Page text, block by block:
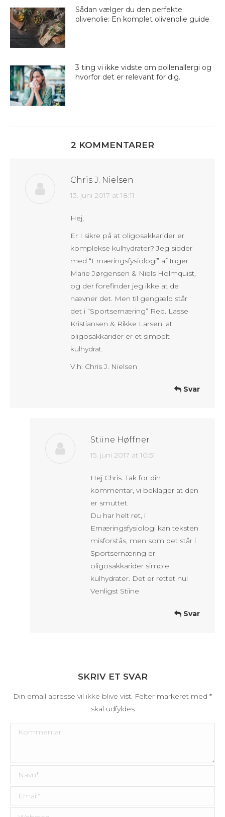
Sådan vælger du den perfekte
olivenolie: En komplet olivenolie guide
3 ting vi ikke vidste om pollenallergi og
hvorfor det er relevant for dig.
2 KOMMENTARER
Chris J. Nielsen
says:
13. juni 2017 at 18:11
Hej,
Er I sikre på at oligosakkarider er
komplekse kulhydrater? Jeg sidder
med “Ernæringsfysiologi” af Inger
Marie Jørgensen & Niels Holmquist,
og der forefinder jeg ikke at de
nævner det. Men til gengæld står
det i “Sportsernæring” Red. Lasse
Kristiansen & Rikke Larsen, at
oligosakkarider er et simpelt
kulhydrat.
V.h. Chris J. Nielsen
Svar
Stiine Høffner
says:
15. juni 2017 at 10:51
Hej Chris. Tak for din
kommentar, vi beklager at den
er smuttet.
Du har helt ret, i
Ernæringsfysiologi kan teksten
misforstås, men som det står i
Sportsernæring er
oligosakkarider simple
kulhydrater. Det er rettet nu!
Venligst Stiine
Svar
SKRIV ET SVAR
Din email adresse vil ikke blive vist. Felter markeret med *
skal udfyldes
Kommentar
Navn *
Email *
Websted